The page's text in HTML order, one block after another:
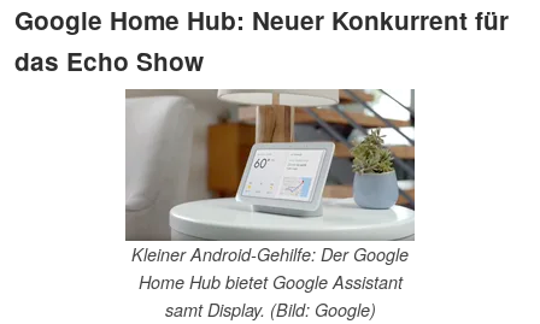
Google Home Hub: Neuer Konkurrent für
das Echo Show
Kleiner Android-Gehilfe: Der Google
Home Hub bietet Google Assistant
samt Display. (Bild: Google)